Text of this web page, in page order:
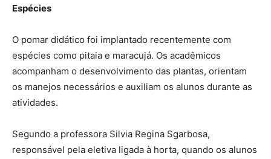
Espécies
O pomar didático foi implantado recentemente com
espécies como pitaia e maracujá. Os acadêmicos
acompanham o desenvolvimento das plantas, orientam
os manejos necessários e auxiliam os alunos durante as
atividades.
Segundo a professora Silvia Regina Sgarbosa,
responsável pela eletiva ligada à horta, quando os alunos